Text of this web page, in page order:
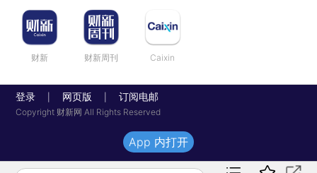
财新 财新周刊 Caixin
登录 网页版 订阅电邮
Copyright 财新网 All Rights Reserved
App 内打开